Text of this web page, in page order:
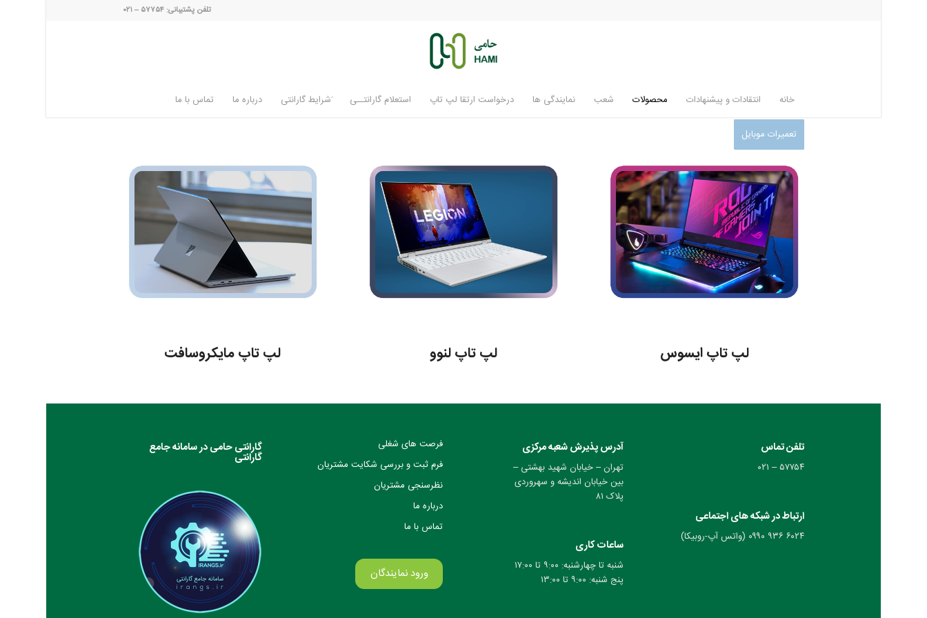
تلفن پشتیبانی: ۵۷۷۵۴ – ۰۲۱
خانه انتقادات و پیشنهادات محصولات شعب نمایندگی ها درخواست ارتقا لپ تاپ استعلام گارانتــی َشرایط گارانتی درباره ما تماس با ما
تعمیرات موبایل
لپ تاپ ایسوس لپ تاپ لنوو لپ تاپ مایکروسافت
تلفن تماس
۵۷۷۵۴ – ۰۲۱
ارتباط در شبکه های اجتماعی
۶۰۲۴ ۹۳۶ ۰۹۹۰ (واتس آپ-روبیکا)
آدرس پذیرش شعبه مرکزی
تهران – خیابان شهید بهشتی –
بین خیابان اندیشه و سهروردی
پلاک ۸۱
ساعات کاری
شنبه تا چهارشنبه: ۹:۰۰ تا ۱۷:۰۰
پنج شنبه: ۹:۰۰ تا ۱۳:۰۰
فرصت های شغلی
فرم ثبت و بررسی شکایت مشتریان
نظرسنجی مشتریان
درباره ما
تماس با ما
ورود نمایندگان
گارانتی حامی در سامانه جامع
گارانتی